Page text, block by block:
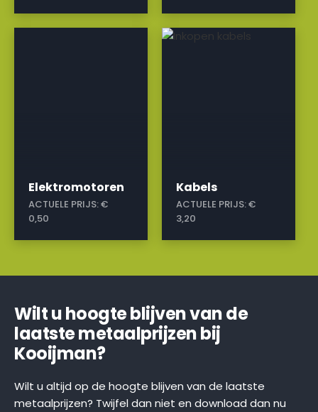
Elektromotoren
ACTUELE PRIJS:€
0,50
Kabels
ACTUELE PRIJS:€
3,20
a
Wilt u hoogte blijven van de
laatste metaalprijzen bij
Kooijman?
Wilt u altijd op de hoogte blijven van de laatste
metaalprijzen? Twijfel dan niet en download dan nu